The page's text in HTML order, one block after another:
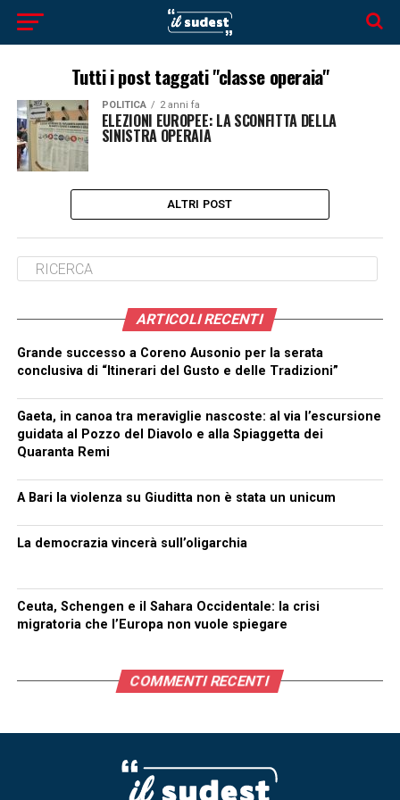
Tutti i post taggati "classe operaia"
POLITICA 2 anni fa
ELEZIONI EUROPEE: LA SCONFITTA DELLA
SINISTRA OPERAIA
ALTRI POST
ARTICOLI RECENTI
Grande successo a Coreno Ausonio per la serata
conclusiva di “Itinerari del Gusto e delle Tradizioni”
Gaeta, in canoa tra meraviglie nascoste: al via l’escursione
guidata al Pozzo del Diavolo e alla Spiaggetta dei
Quaranta Remi
A Bari la violenza su Giuditta non è stata un unicum
La democrazia vincerà sull’oligarchia
Ceuta, Schengen e il Sahara Occidentale: la crisi
migratoria che l’Europa non vuole spiegare
COMMENTI RECENTI